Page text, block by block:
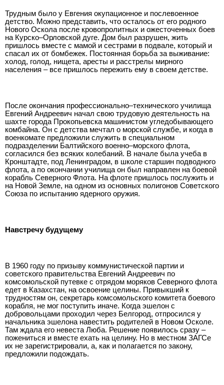
Трудным было у Евгения окупационное и послевоенное
детство. Можно представить, что осталось от его родного
Нового Оскола после кровопролитных и ожесточенных боев
на Курско–Орловской дуге. Дом был разрушен, жить
пришлось вместе с мамой и сестрами в подвале, который и
спасал их от бомбежек. Постоянная борьба за выживание:
холод, голод, нищета, аресты и расстрелы мирного
населения – все пришлось пережить ему в своем детстве.
После окончания профессионально–технического училища
Евгений Андреевич начал свою трудовую деятельность на
шахте города Прокопьевска машинистом угледобывающего
комбайна. Он с детства мечтал о морской службе, и когда в
военкомате предложили служить в специальном
подразделении Балтийского военно–морского флота,
согласился без всяких колебаний. В начале была учеба в
Кронштадте, под Ленинградом, в школе старшин подводного
флота, а по окончании училища он был направлен на боевой
корабль Северного Флота. На флоте пришлось послужить и
на Новой Земле, на одном из основных полигонов Советского
Союза по испытанию ядерного оружия.
Навстречу будущему
В 1960 году по призыву коммунистической партии и
советского правительства Евгений Андреевич по
комсомольской путевке с отрядом моряков Северного флота
едет в Казахстан, на освоение целины. Привыкший к
трудностям он, секретарь комсомольского комитета боевого
корабля, не мог поступить иначе. Когда эшелон с
добровольцами проходил через Белгород, отпросился у
начальника эшелона навестить родителей в Новом Осколе.
Там ждала его невеста Люба. Решение появилось сразу –
пожениться и вместе ехать на целину. Но в местном ЗАГСе
их не зарегистрировали, а, как и полагается по закону,
предложили подождать.